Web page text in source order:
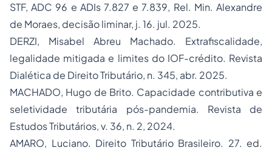
STF, ADC 96 e ADIs 7.827 e 7.839, Rel. Min. Alexandre
de Moraes, decisão liminar, j. 16. jul. 2025.
DERZI, Misabel Abreu Machado. Extrafiscalidade,
legalidade mitigada e limites do IOF-crédito. Revista
Dialética de Direito Tributário, n. 345, abr. 2025.
MACHADO, Hugo de Brito. Capacidade contributiva e
seletividade tributária pós-pandemia. Revista de
Estudos Tributários, v. 36, n. 2, 2024.
AMARO, Luciano. Direito Tributário Brasileiro. 27. ed.